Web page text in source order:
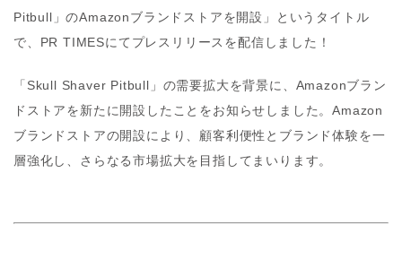
Pitbull」のAmazonブランドストアを開設」というタイトル
で、PR TIMESにてプレスリリースを配信しました！
「Skull Shaver Pitbull」の需要拡大を背景に、Amazonブラン
ドストアを新たに開設したことをお知らせしました。Amazon
ブランドストアの開設により、顧客利便性とブランド体験を一
層強化し、さらなる市場拡大を目指してまいります。